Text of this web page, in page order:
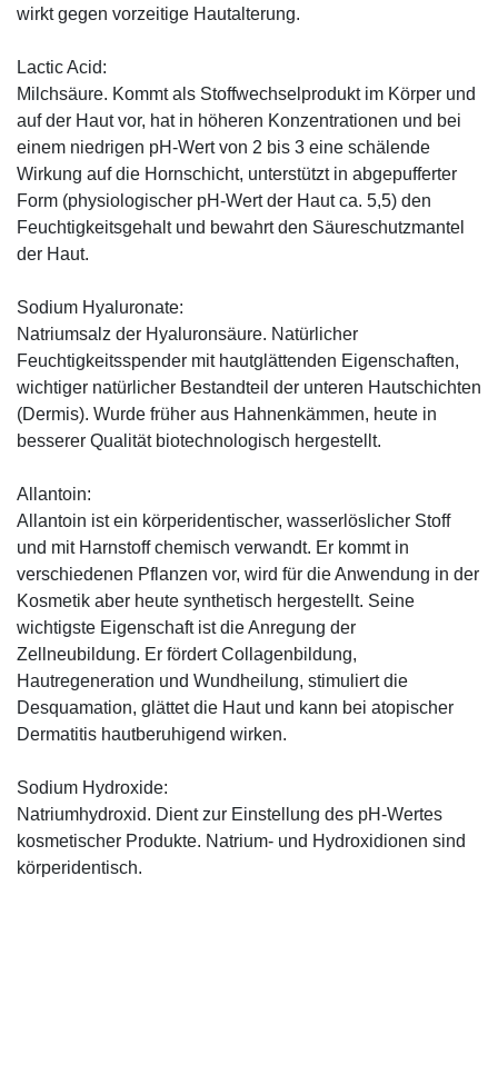
wirkt gegen vorzeitige Hautalterung.
Lactic Acid:
Milchsäure. Kommt als Stoffwechselprodukt im Körper und
auf der Haut vor, hat in höheren Konzentrationen und bei
einem niedrigen pH-Wert von 2 bis 3 eine schälende
Wirkung auf die Hornschicht, unterstützt in abgepufferter
Form (physiologischer pH-Wert der Haut ca. 5,5) den
Feuchtigkeitsgehalt und bewahrt den Säureschutzmantel
der Haut.
Sodium Hyaluronate:
Natriumsalz der Hyaluronsäure. Natürlicher
Feuchtigkeitsspender mit hautglättenden Eigenschaften,
wichtiger natürlicher Bestandteil der unteren Hautschichten
(Dermis). Wurde früher aus Hahnenkämmen, heute in
besserer Qualität biotechnologisch hergestellt.
Allantoin:
Allantoin ist ein körperidentischer, wasserlöslicher Stoff
und mit Harnstoff chemisch verwandt. Er kommt in
verschiedenen Pflanzen vor, wird für die Anwendung in der
Kosmetik aber heute synthetisch hergestellt. Seine
wichtigste Eigenschaft ist die Anregung der
Zellneubildung. Er fördert Collagenbildung,
Hautregeneration und Wundheilung, stimuliert die
Desquamation, glättet die Haut und kann bei atopischer
Dermatitis hautberuhigend wirken.
Sodium Hydroxide:
Natriumhydroxid. Dient zur Einstellung des pH-Wertes
kosmetischer Produkte. Natrium- und Hydroxidionen sind
körperidentisch.